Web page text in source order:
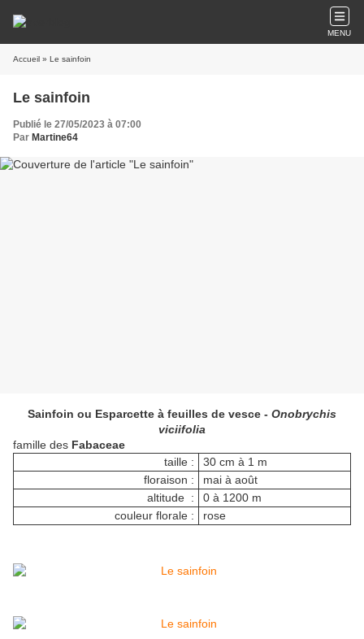
MENU
Accueil » Le sainfoin
Le sainfoin
Publié le 27/05/2023 à 07:00
Par Martine64
Sainfoin ou Esparcette à feuilles de vesce - Onobrychis
viciifolia
famille des Fabaceae
taille :
30 cm à 1 m
floraison :
mai à août
altitude :
0 à 1200 m
couleur florale :
rose